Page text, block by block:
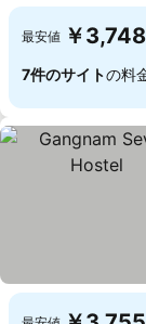
最安値 ￥3,748
7件のサイトの料